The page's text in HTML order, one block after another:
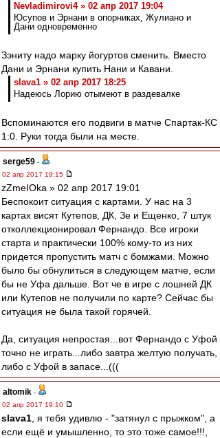
Nevladimirovi4 » 02 апр 2017 19:04
Юсупов и Эрнани в опорниках, Жулиано и
Дани одновременно
Зэниту надо марку йогуртов сменить. Вместо
Дани и Эрнани купить Нани и Кавани.
slava1 » 02 апр 2017 18:25
Надеюсь Лорию отымеют в раздевалке
Вспоминаются его подвиги в матче Спартак-КС
1:0. Руки тогда были на месте.
serge59 -
02 апр 2017 19:15
zZmeIOka » 02 апр 2017 19:01
Беспокоит ситуация с картами. У нас на 3
картах висят Кутепов, ДК, Зе и Ещенко, 7 штук
отколлекционировал Фернандо. Все игроки
старта и практически 100% кому-то из них
придется пропустить матч с бомжами. Можно
было бы обнулиться в следующем матче, если
бы не Уфа дальше. Вот че в игре с лошней ДК
или Кутепов не получили по карте? Сейчас бы
ситуация не была такой горячей.
Да, ситуация непростая...вот Фернандо с Уфой
точно не играть...либо завтра желтую получать,
либо с Уфой в запасе...(((
altomik -
02 апр 2017 19:10
slava1 , я тебя удивлю - "затянул с прыжком", а
если ещё и умышленно, то это тоже самое!!!,